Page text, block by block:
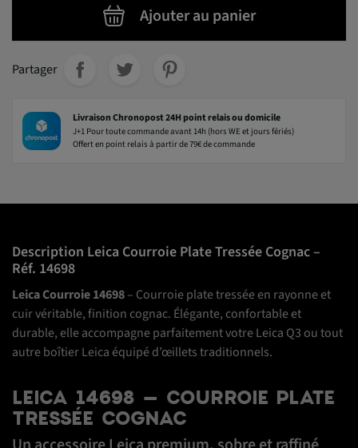
Ajouter au panier
Partager
Livraison Chronopost 24H point relais ou domicile
J+1 Pour toute commande avant 14h (hors WE et jours fériés)
Offert en point relais à partir de 79€ de commande
Description Leica Courroie Plate Tressée Cognac –
Réf. 14698
Leica Courroie 14698– Courroie plate tressée en rayonne et
cuir véritable, finition cognac. Élégante, confortable et
durable, elle accompagne parfaitement votre Leica Q3 ou tout
autre boîtier Leica équipé d’œillets traditionnels.
LEICA 14698 – COURROIE PLATE
TRESSÉE COGNAC